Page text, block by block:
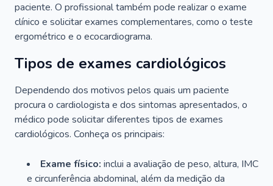
paciente. O profissional também pode realizar o exame
clínico e solicitar exames complementares, como o teste
ergométrico e o ecocardiograma.
Tipos de exames cardiológicos
Dependendo dos motivos pelos quais um paciente
procura o cardiologista e dos sintomas apresentados, o
médico pode solicitar diferentes tipos de exames
cardiológicos. Conheça os principais:
Exame físico: inclui a avaliação de peso, altura, IMC
e circunferência abdominal, além da medição da